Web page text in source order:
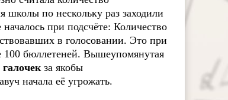
школы по нескольку раз заходили
при подсчёте: Количество
в голосовании. Это при
100 бюллетеней. Вышеупомянутая
за якобы
начала её угрожать.